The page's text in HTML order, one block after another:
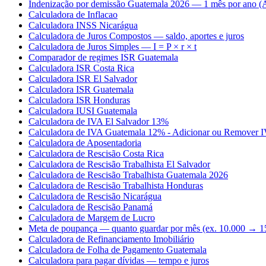
Indenização por demissão Guatemala 2026 — 1 mês por ano
Calculadora de Inflacao
Calculadora INSS Nicarágua
Calculadora de Juros Compostos — saldo, aportes e juros
Calculadora de Juros Simples — I = P × r × t
Comparador de regimes ISR Guatemala
Calculadora ISR Costa Rica
Calculadora ISR El Salvador
Calculadora ISR Guatemala
Calculadora ISR Honduras
Calculadora IUSI Guatemala
Calculadora de IVA El Salvador 13%
Calculadora de IVA Guatemala 12% - Adicionar ou Remover
Calculadora de Aposentadoria
Calculadora de Rescisão Costa Rica
Calculadora de Rescisão Trabalhista El Salvador
Calculadora de Rescisão Trabalhista Guatemala 2026
Calculadora de Rescisão Trabalhista Honduras
Calculadora de Rescisão Nicarágua
Calculadora de Rescisão Panamá
Calculadora de Margem de Lucro
Meta de poupança — quanto guardar por mês (ex. 10.000 →
Calculadora de Refinanciamento Imobiliário
Calculadora de Folha de Pagamento Guatemala
Calculadora para pagar dívidas — tempo e juros